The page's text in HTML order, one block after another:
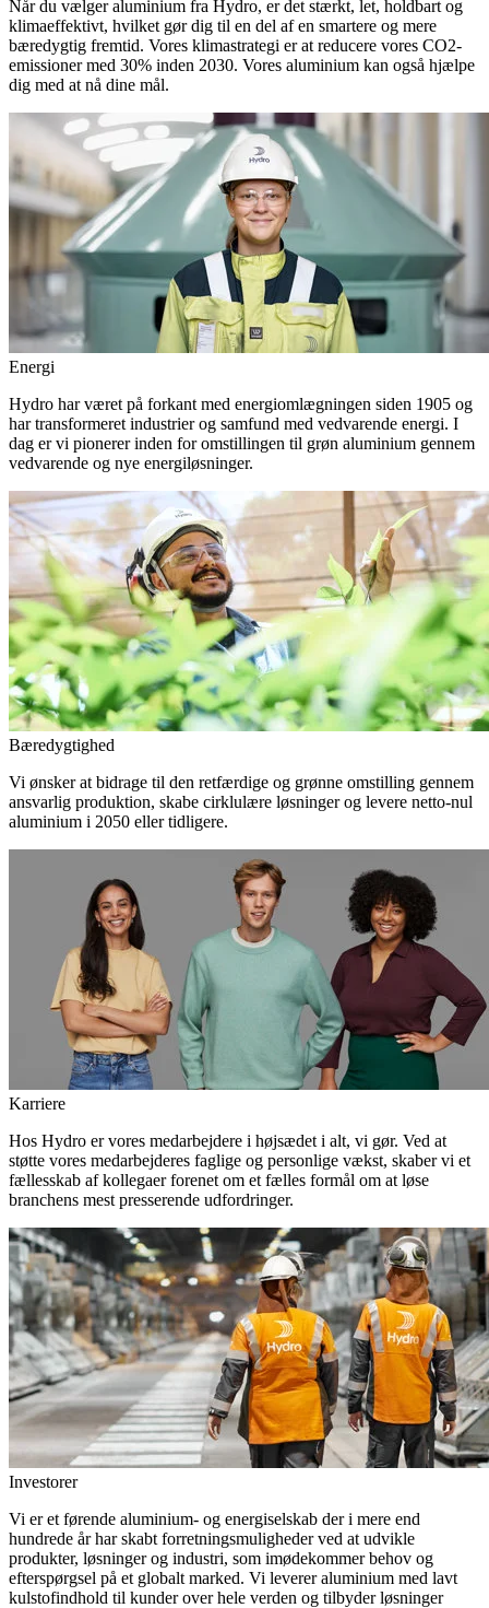
Når du vælger aluminium fra Hydro, er det stærkt, let, holdbart og
klimaeffektivt, hvilket gør dig til en del af en smartere og mere
bæredygtig fremtid. Vores klimastrategi er at reducere vores CO2-
emissioner med 30% inden 2030. Vores aluminium kan også hjælpe
dig med at nå dine mål.
Energi
Hydro har været på forkant med energiomlægningen siden 1905 og
har transformeret industrier og samfund med vedvarende energi. I
dag er vi pionerer inden for omstillingen til grøn aluminium gennem
vedvarende og nye energiløsninger.
Bæredygtighed
Vi ønsker at bidrage til den retfærdige og grønne omstilling gennem
ansvarlig produktion, skabe cirklulære løsninger og levere netto-nul
aluminium i 2050 eller tidligere.
Karriere
Hos Hydro er vores medarbejdere i højsædet i alt, vi gør. Ved at
støtte vores medarbejderes faglige og personlige vækst, skaber vi et
fællesskab af kollegaer forenet om et fælles formål om at løse
branchens mest presserende udfordringer.
Investorer
Vi er et førende aluminium- og energiselskab der i mere end
hundrede år har skabt forretningsmuligheder ved at udvikle
produkter, løsninger og industri, som imødekommer behov og
efterspørgsel på et globalt marked. Vi leverer aluminium med lavt
kulstofindhold til kunder over hele verden og tilbyder løsninger